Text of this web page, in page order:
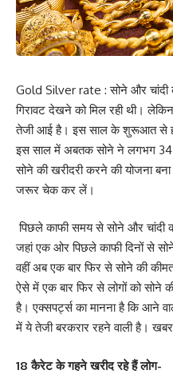
Gold Silver rate : सोने और चांदी
गिरावट देखने को मिल रही थी।
तेजी आई है। इस साल के शुरूआत से
इस साल में अबतक सोने ने लगभग 34
सोने की खरीदरी करने की योजना
जरूर चेक कर लें।
पिछले काफी समय से सोने और चांदी
जहां एक ओर पिछले काफी दिनों से सोने
वहीं अब एक बार फिर से सोने की
ऐसे में एक बार फिर से लोगों को सोने
है। एक्सपर्ट्स का मानना है कि आने
में ये तेजी बरकरार रहने वाली है।
18 कैरेट के गहने खरीद रहे हैं लोग-